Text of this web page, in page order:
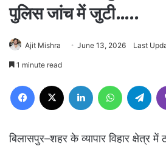
पुलिस जांच में जुटी…..
Ajit Mishra June 13, 2026 Last
1 minute read
Facebook LinkedIn WhatsApp
बिलासपुर–शहर के व्यापार विहार क्षेत्र में